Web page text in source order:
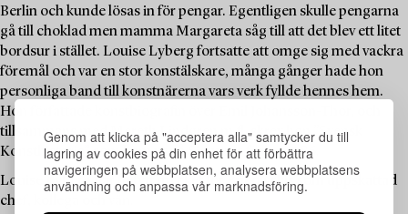
Genom att klicka på "acceptera alla" samtycker du till
lagring av cookies på din enhet för att förbättra
navigeringen på webbplatsen, analysera webbplatsens
användning och anpassa vår marknadsföring.
Berlin och kunde lösas in för pengar. Egentligen skulle pengarna
gå till choklad men mamma Margareta såg till att det blev ett litet
bordsur i stället. Louise Lyberg fortsatte att omge sig med vackra
föremål och var en stor konstälskare, många gånger hade hon
personliga band till konstnärerna vars verk fyllde hennes hem.
Hon författade konstbiografin över Emil Johansson-Thor, och
tillsammans med Mereth Lindgren m.fl. skrev hon ”Svensk
Konsthistoria” som kom ut på Signums förlag 1986.
Louise Lyberg har betytt mycket för Bukowskis som uppskattad
chef, kollega och vän.